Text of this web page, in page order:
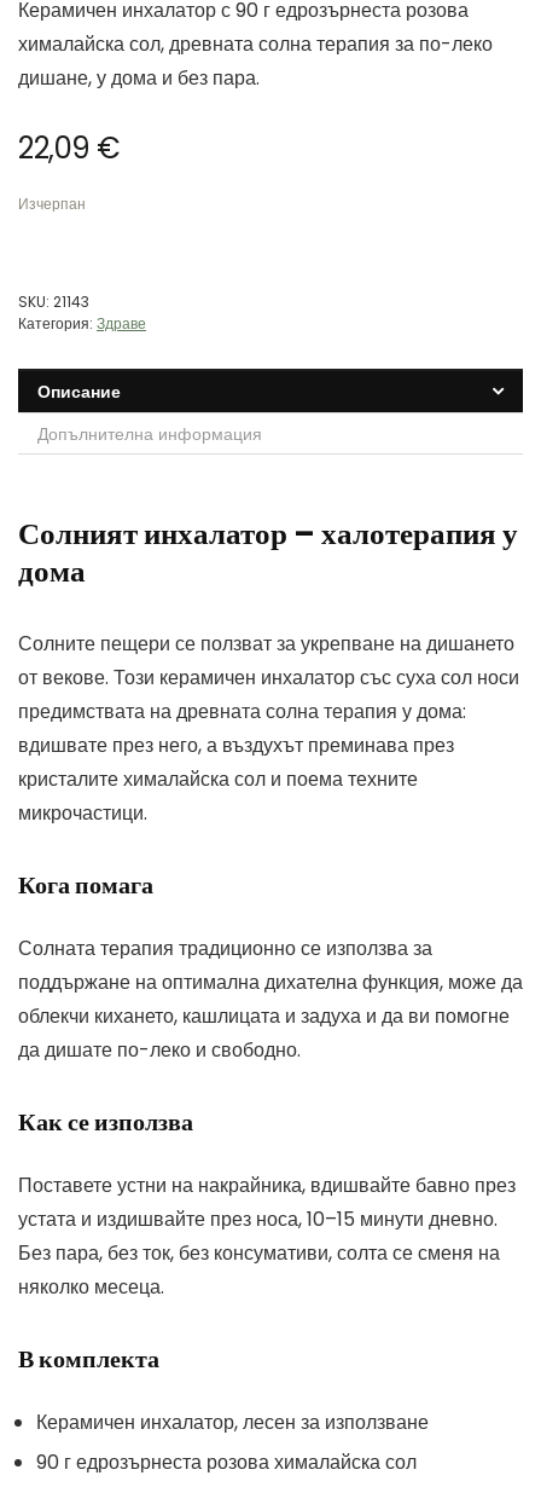
Керамичен инхалатор с 90 г едрозърнеста розова
хималайска сол, древната солна терапия за по-леко
дишане, у дома и без пара.
22,09 €
Изчерпан
SKU: 21143
Категория: Здраве
Описание
Допълнителна информация
Солният инхалатор – халотерапия у
дома
Солните пещери се ползват за укрепване на дишането
от векове. Този керамичен инхалатор със суха сол носи
предимствата на древната солна терапия у дома:
вдишвате през него, а въздухът преминава през
кристалите хималайска сол и поема техните
микрочастици.
Кога помага
Солната терапия традиционно се използва за
поддържане на оптимална дихателна функция, може да
облекчи кихането, кашлицата и задуха и да ви помогне
да дишате по-леко и свободно.
Как се използва
Поставете устни на накрайника, вдишвайте бавно през
устата и издишвайте през носа, 10–15 минути дневно.
Без пара, без ток, без консумативи, солта се сменя на
няколко месеца.
В комплекта
Керамичен инхалатор, лесен за използване
90 г едрозърнеста розова хималайска сол